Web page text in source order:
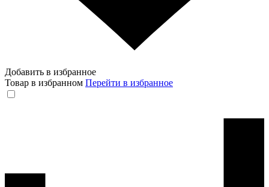
Добавить в избранное
Товар в избранном Перейти в избранное